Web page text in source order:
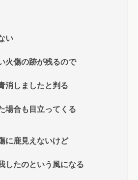
い
火傷の跡が残るので
消しましたと判る
場合も目立ってくる
に鹿見えないけど
したのという風になる